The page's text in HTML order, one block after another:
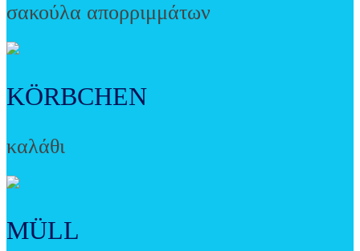
σακούλα απορριμμάτων
KÖRBCHEN
καλάθι
MÜLL